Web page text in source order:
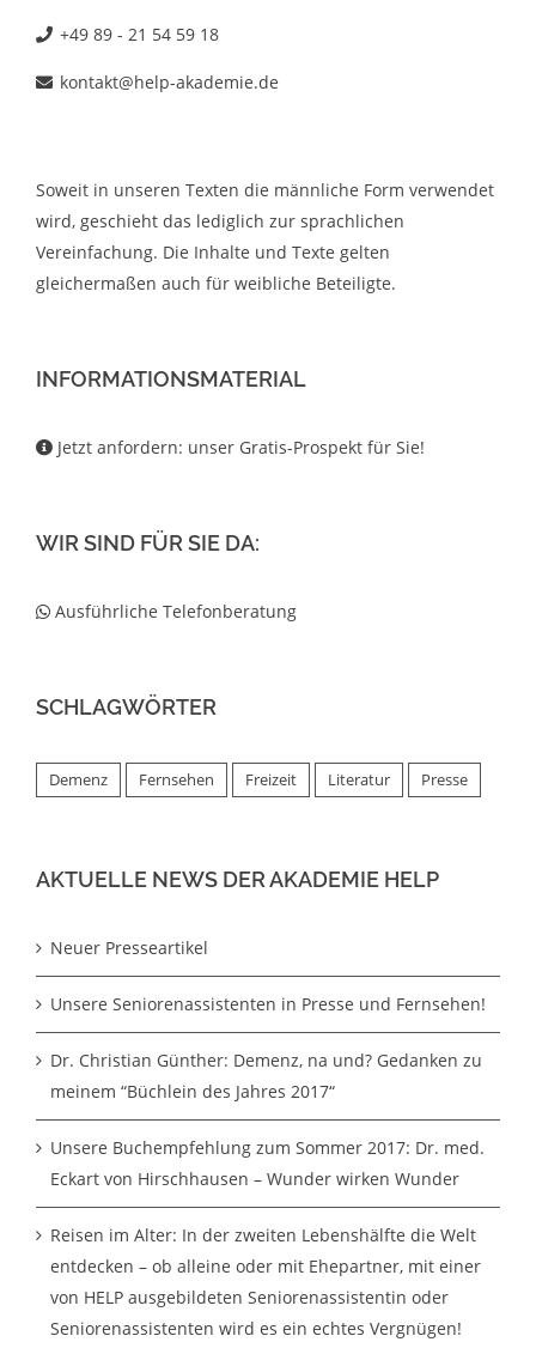
+49 89 - 21 54 59 18
kontakt@help-akademie.de
Soweit in unseren Texten die männliche Form verwendet
wird, geschieht das lediglich zur sprachlichen
Vereinfachung. Die Inhalte und Texte gelten
gleichermaßen auch für weibliche Beteiligte.
INFORMATIONSMATERIAL
Jetzt anfordern: unser Gratis-Prospekt für Sie!
WIR SIND FÜR SIE DA:
Ausführliche Telefonberatung
SCHLAGWÖRTER
Demenz Fernsehen Freizeit Literatur Presse
AKTUELLE NEWS DER AKADEMIE HELP
Neuer Presseartikel
Unsere Seniorenassistenten in Presse und Fernsehen!
Dr. Christian Günther: Demenz, na und? Gedanken zu
meinem “Büchlein des Jahres 2017“
Unsere Buchempfehlung zum Sommer 2017: Dr. med.
Eckart von Hirschhausen – Wunder wirken Wunder
Reisen im Alter: In der zweiten Lebenshälfte die Welt
entdecken – ob alleine oder mit Ehepartner, mit einer
von HELP ausgebildeten Seniorenassistentin oder
Seniorenassistenten wird es ein echtes Vergnügen!